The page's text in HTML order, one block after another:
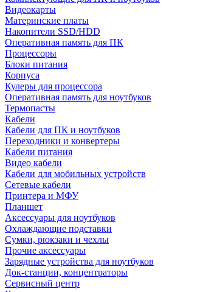
Видеокарты
Материнские платы
Накопители SSD/HDD
Оперативная память для ПК
Процессоры
Блоки питания
Корпуса
Кулеры для процессора
Оперативная память для ноутбуков
Термопасты
Кабели
Кабели для ПК и ноутбуков
Переходники и конвертеры
Кабели питания
Видео кабели
Кабели для мобильных устройств
Сетевые кабели
Принтера и МФУ
Планшет
Аксессуары для ноутбуков
Охлаждающие подставки
Сумки, рюкзаки и чехлы
Прочие аксессуары
Зарядные устройства для ноутбуков
Док-станции, концентраторы
Сервисный центр